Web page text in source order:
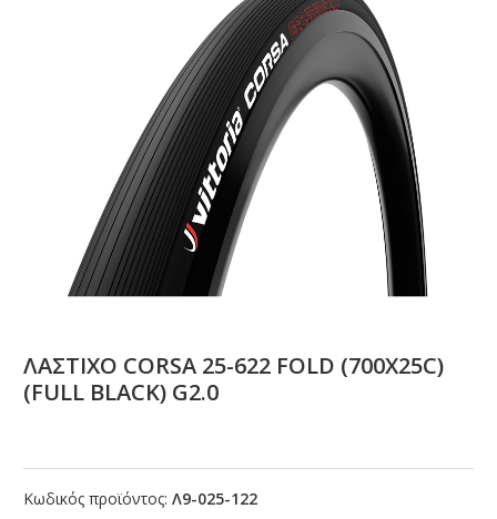
ΛΑΣΤΙΧΟ CΟRSΑ 25-622 FΟLD (700Χ25C)
(FULL ΒLΑCΚ) G2.0
Κωδικός προϊόντος:Λ9-025-122